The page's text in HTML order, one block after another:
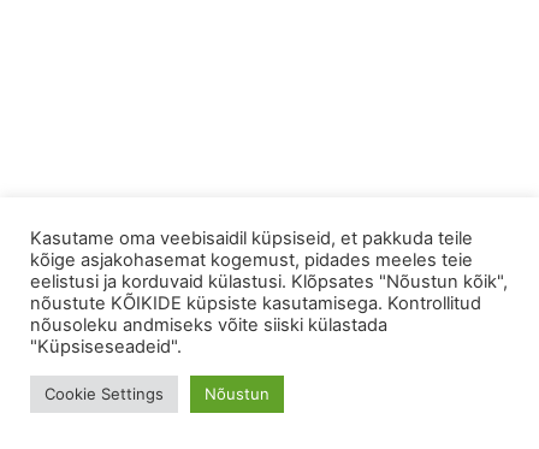
Kasutame oma veebisaidil küpsiseid, et pakkuda teile
kõige asjakohasemat kogemust, pidades meeles teie
eelistusi ja korduvaid külastusi. Klõpsates "Nõustun kõik",
nõustute KÕIKIDE küpsiste kasutamisega. Kontrollitud
nõusoleku andmiseks võite siiski külastada
"Küpsiseseadeid".
Cookie Settings Nõustun